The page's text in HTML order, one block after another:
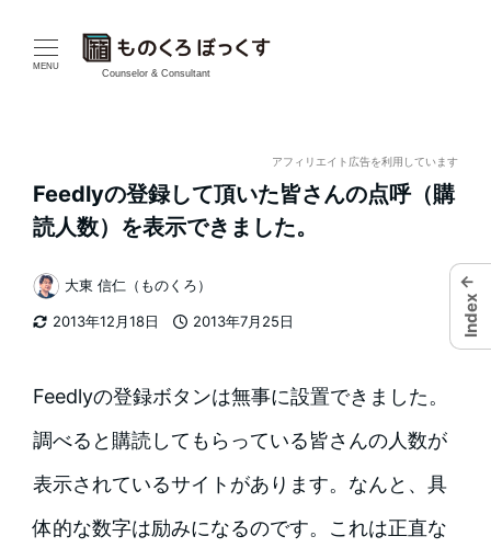
MENU
Counselor & Consultant
アフィリエイト広告を利用しています
Feedlyの登録して頂いた皆さんの点呼（購
読人数）を表示できました。
2013年12月18日
2013年7月25日
著
者
大東 信仁（ものくろ）
Feedlyの登録ボタンは無事に設置できました。
調べると購読してもらっている皆さんの人数が
表示されているサイトがあります。なんと、具
体的な数字は励みになるのです。これは正直な
←
Index